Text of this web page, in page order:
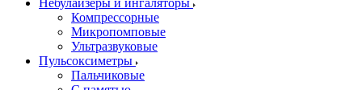
Небулайзеры и ингаляторы
Компрессорные
Микропомповые
Ультразвуковые
Пульсоксиметры
Пальчиковые